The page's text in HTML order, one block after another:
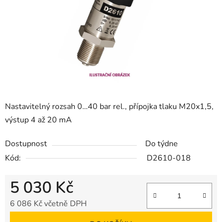
Nastavitelný rozsah 0…40 bar rel., přípojka tlaku M20x1,5,
výstup 4 až 20 mA
Dostupnost
Do týdne
Kód:
D2610-018
5 030 Kč
6 086 Kč včetně DPH